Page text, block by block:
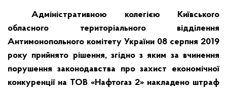
Адміністративною колегією Київського
обласного територіального відділення
Антимонопольного комітету України 08 серпня 2019
року прийнято рішення, згідно з яким за вчинення
порушення законодавства про захист економічної
конкуренції на ТОВ «Нафтогаз 2» накладено штраф